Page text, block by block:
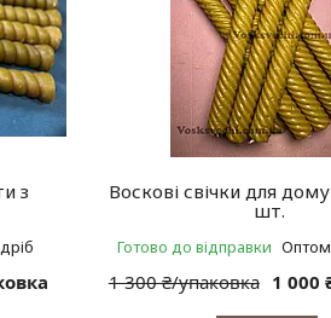
з
Воскові свічки для
шт.
Готово до відправки Оптом
1 300 ₴/упаковка 1 000